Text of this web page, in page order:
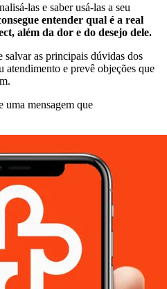
las e saber usá-las a seu
entender qual é a real
além da dor e do desejo dele.
salvar as principais dúvidas dos
atendimento e prevê objeções que
uma mensagem que